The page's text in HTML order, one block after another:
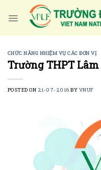
CHỨC NĂNG NHIỆM VỤ CÁC ĐƠN VỊ
Trường THPT
POSTED ON 21-07-2016 BY VNUF